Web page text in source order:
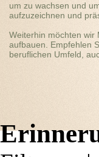
um zu wachsen und
aufzuzeichnen und
Weiterhin möchten wir
aufbauen. Empfehlen
beruflichen Umfeld,